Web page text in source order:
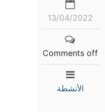
13/04/2022
Comments off
الأنشطة